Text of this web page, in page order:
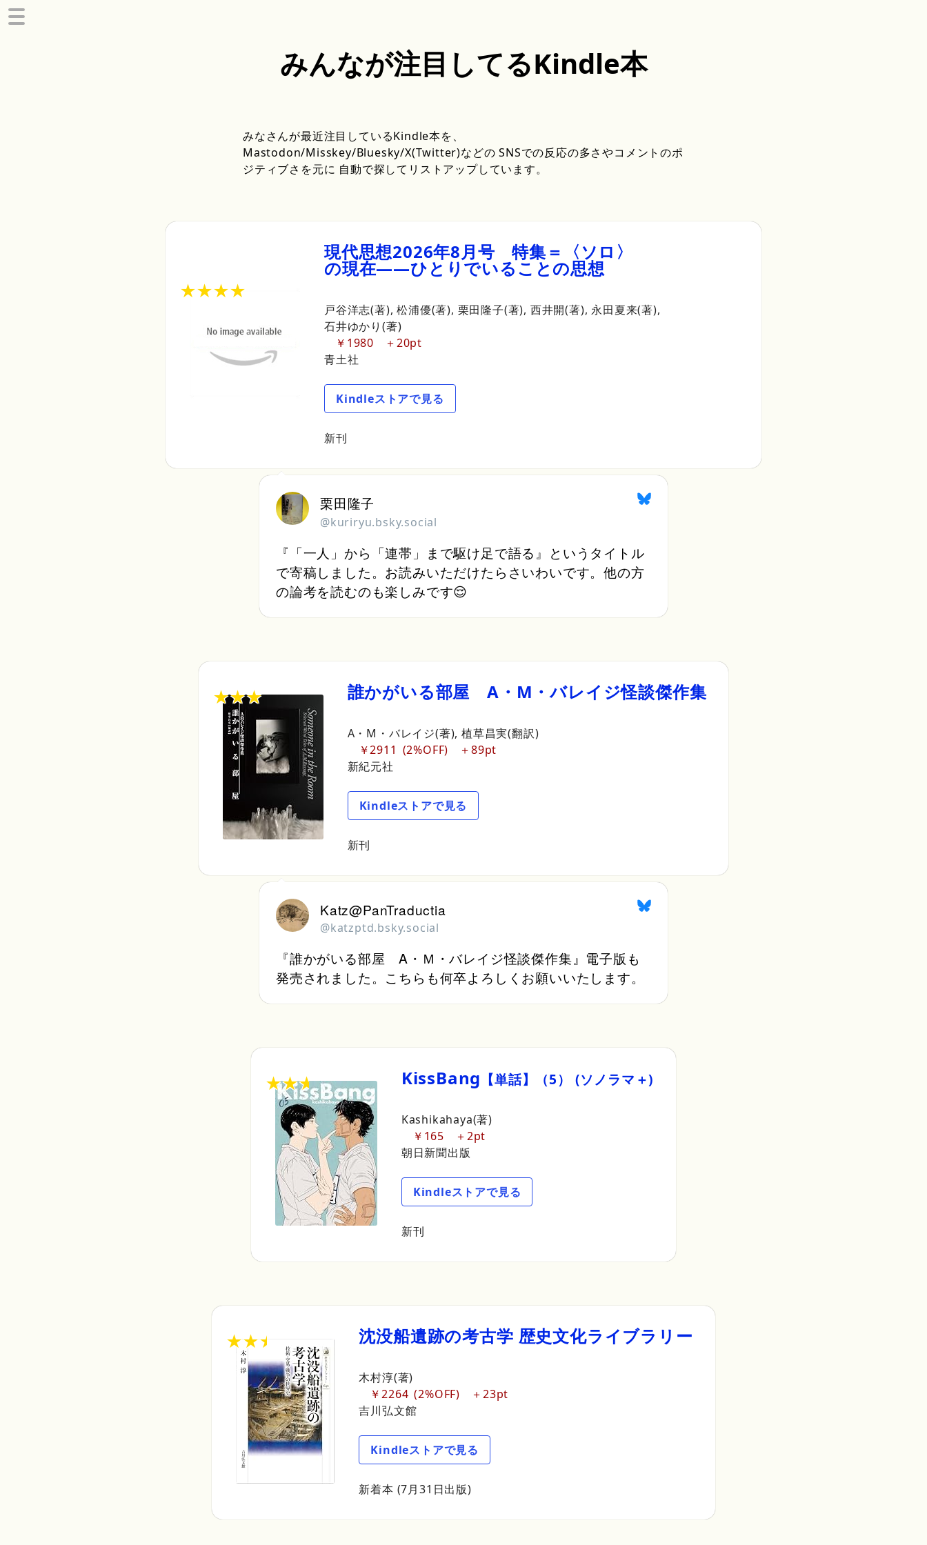
みんなが注目してるKindle本
みなさんが最近注目しているKindle本を、
Mastodon/Misskey/Bluesky/X(Twitter)などの SNSでの反応の多さやコメントのポ
ジティブさを元に 自動で探してリストアップしています。
★★★★
現代思想2026年8月号 特集＝ 〈ソロ〉
の現在――ひとりでいることの思想
戸谷洋志(著), 松浦優(著), 栗田隆子(著), 西井開(著), 永田夏来(著),
石井ゆかり(著)
￥1980
20pt
青土社
Kindleストアで見る
新刊
栗田隆子
@kuriryu.bsky.social
『「一人」から「連帯」まで駆け足で語る』というタイトル
で寄稿しました。お読みいただけたらさいわいです。他の方
の論考を読むのも楽しみです😌
★★★★ 誰かがいる部屋 A ・ M ・バレイジ怪談傑作集
A・M・バレイジ(著), 植草昌実(翻訳)
￥2911
2%OFF
89pt
新紀元社
Kindleストアで見る
新刊
Katz@PanTraductia
@katzptd.bsky.social
『誰かがいる部屋　A・Ｍ・バレイジ怪談傑作集』電子版も
発売されました。こちらも何卒よろしくお願いいたします。
★★★ KissBang 【単話】 （5） (ソノラマ＋)
Kashikahaya(著)
￥165
2pt
朝日新聞出版
Kindleストアで見る
新刊
★★★ 沈没船遺跡の考古学 歴史文化ライブラリー
木村淳(著)
￥2264
2%OFF
23pt
吉川弘文館
Kindleストアで見る
新着本 (7月31日出版)